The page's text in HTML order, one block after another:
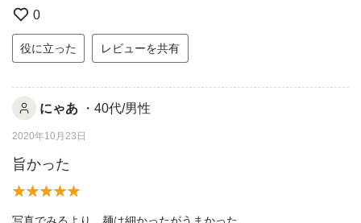
0
役に立った レビューを共有
にゃあ ・40代/男性
2020年10月23日
旨かった